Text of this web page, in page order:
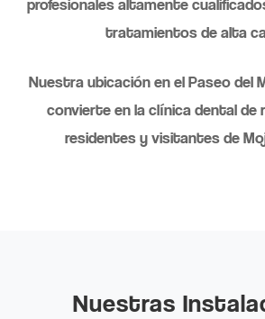
profesionales altamente
tratamientos de alta
Nuestra ubicación en el Paseo del
convierte en la clínica dental de
residentes y visitantes de
Nuestras